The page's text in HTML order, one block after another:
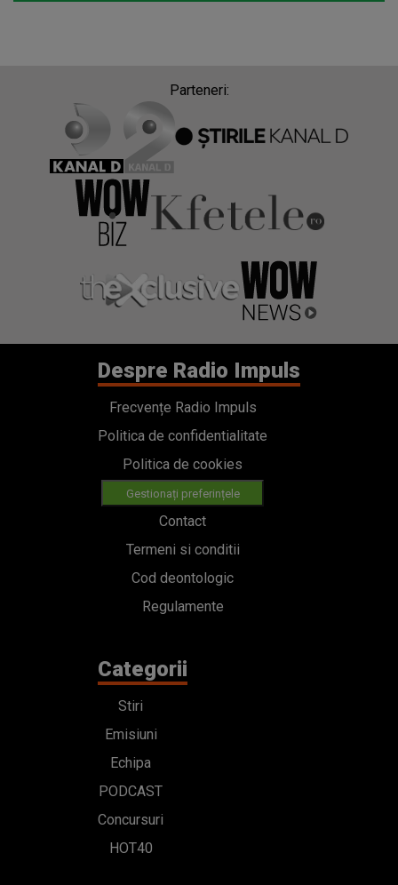
Parteneri:
Despre Radio Impuls
Frecvențe Radio Impuls
Politica de confidentialitate
Politica de cookies
Gestionați preferințele
Contact
Termeni si conditii
Cod deontologic
Regulamente
Categorii
Stiri
Emisiuni
Echipa
PODCAST
Concursuri
HOT40